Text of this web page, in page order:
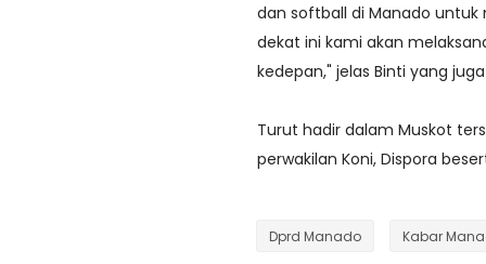
dan softball di Manado
dekat ini kami akan
kedepan," jelas Binti yang
Turut hadir dalam Muskot
perwakilan Koni, Dispora
Dprd Manado Kabar